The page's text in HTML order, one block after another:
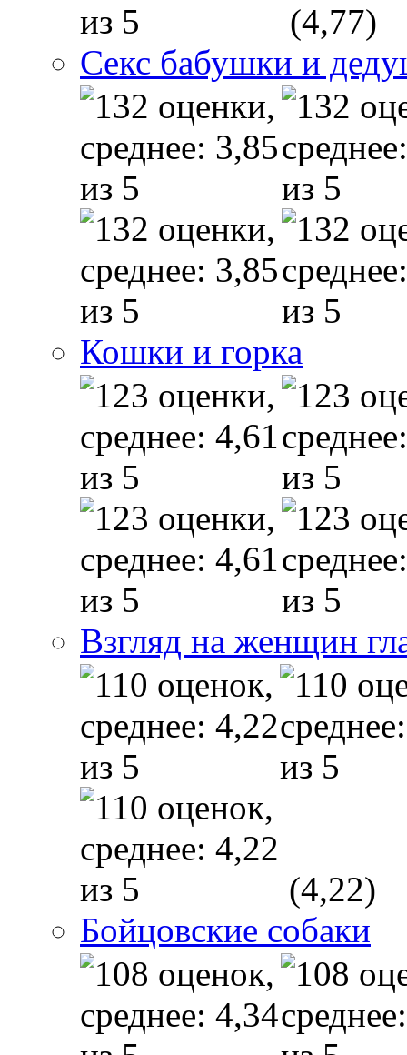
(4,77)
Секс бабушки и
Кошки и горка
Взгляд на женщин
(4,22)
Бойцовские собаки